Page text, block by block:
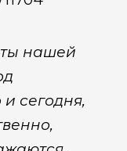
нашей
сегодня,